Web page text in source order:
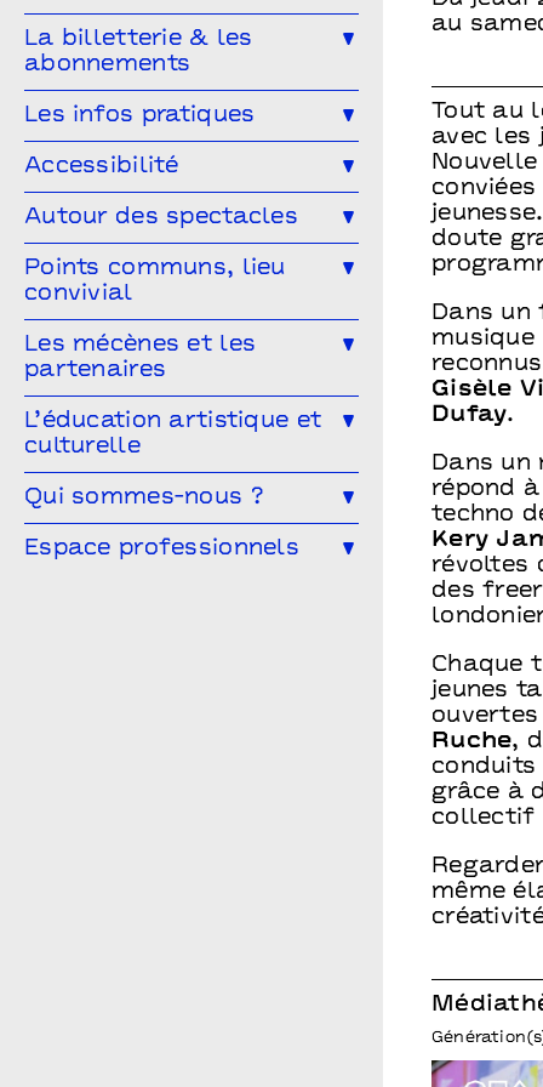
Cirque Magie Espace public
Projet participatif
En famille Ateliers
Projet participatif : Deblozay
Ailleurs & Ici • PIPD
Artistes en résidence 2024-2027
Résidences précédentes
La billetterie & les
abonnements
Comment réserver ? Les tarifs
Vous venez en groupe ?
Les infos pratiques
Venir à Points communs
Hors-les-murs
Accessibilité
L’accessibilité pour tous·tes !
sociale ?
Autour des spectacles
Les ateliers de pratique
Les Conversations
Visitez les théâtres
Points communs, lieu
convivial
Le Mélangeur
Le Service garderie
Les mécènes et les
partenaires
Devenir mécène
Cultivons nos points communs
Les partenaires
L’éducation artistique et
culturelle
L’éducation artistique et culturelle
à Points communs
Vous êtes enseignant·e ?
Qui sommes-nous ?
L’équipe
Espace professionnels
au
Tout au
avec les
doute
Dans un
Gisèle
Dufay.
Dans un
répond
techno
Kery
révoltes
des
Chaque
jeunes
Ruche,
grâce à
collectif
même